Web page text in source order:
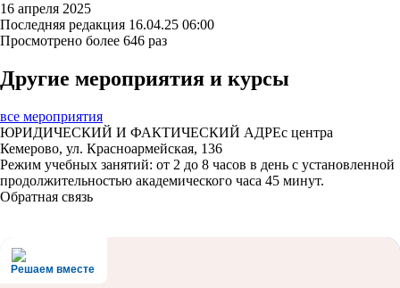
16 апреля 2025
Последняя редакция 16.04.25 06:00
Просмотрено более 646 раз
Другие мероприятия и курсы
все мероприятия
ЮРИДИЧЕСКИЙ И ФАКТИЧЕСКИЙ АДРЕс центра
Кемерово, ул. Красноармейская, 136
Режим учебных занятий: от 2 до 8 часов в день с установленной
продолжительностью академического часа 45 минут.
Обратная связь
Решаем вместе